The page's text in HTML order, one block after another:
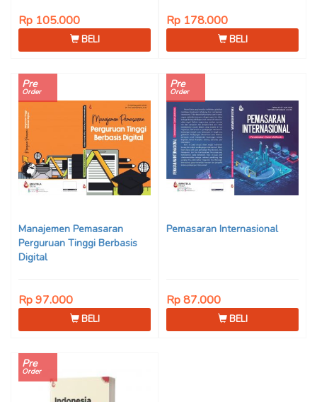
Rp 105.000
BELI
Rp 178.000
BELI
Pre
Order
Manajemen Pemasaran
Perguruan Tinggi Berbasis
Digital
Rp 97.000
BELI
Pre
Order
Pemasaran Internasional
Rp 87.000
BELI
Pre
Order